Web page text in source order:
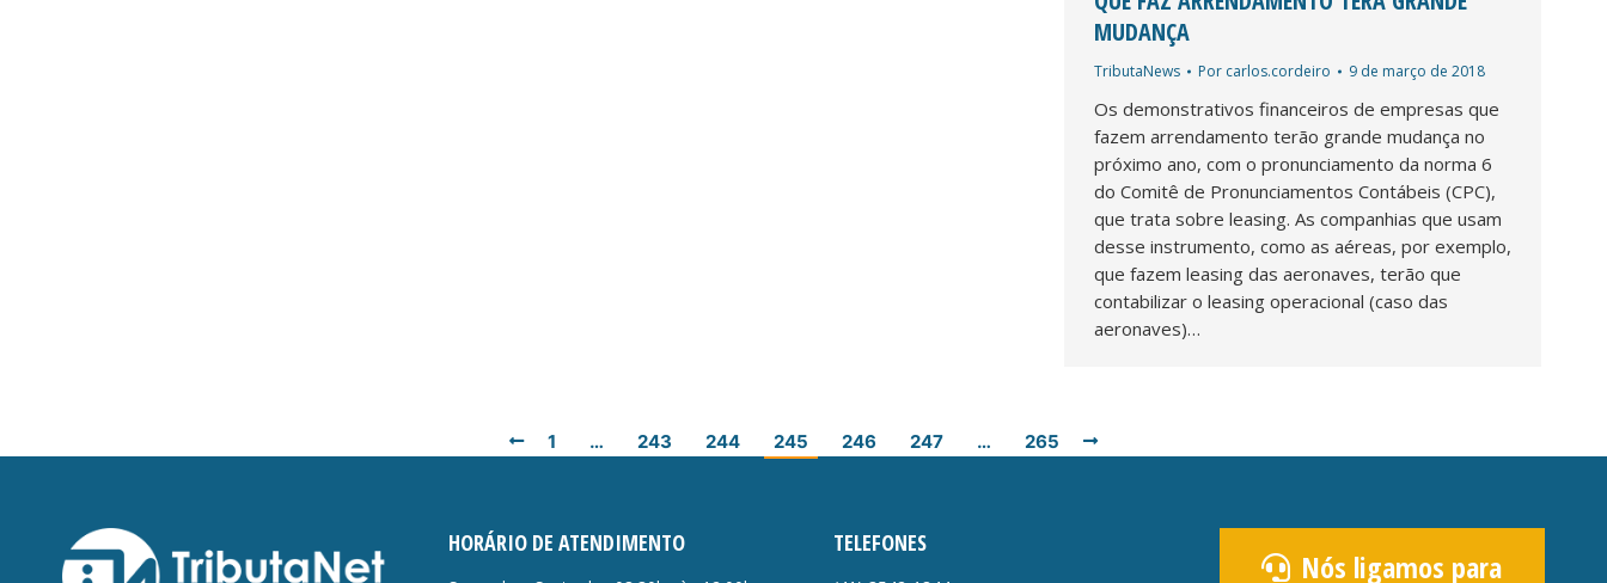
MUDANÇA
TributaNews Por carlos.cordeiro 9 de março de 2018
Os demonstrativos financeiros de empresas que
fazem arrendamento terão grande mudança no
próximo ano, com o pronunciamento da norma 6
do Comitê de Pronunciamentos Contábeis (CPC),
que trata sobre leasing. As companhias que usam
desse instrumento, como as aéreas, por exemplo,
que fazem leasing das aeronaves, terão que
contabilizar o leasing operacional (caso das
aeronaves)…
1 … 243 244 245 246 247 … 265
HORÁRIO DE ATENDIMENTO TELEFONES
Nós ligamos para